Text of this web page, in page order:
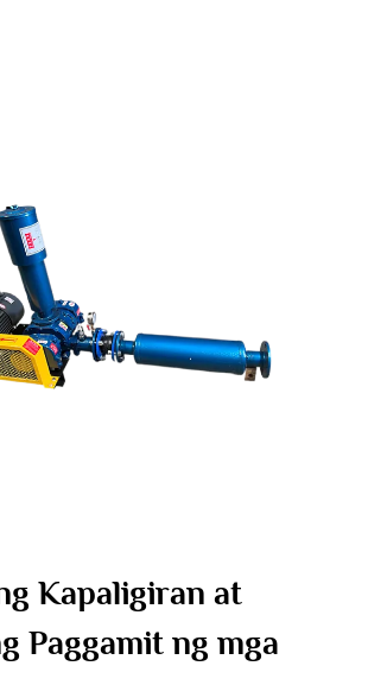
Kapaligiran at
Paggamit ng mga